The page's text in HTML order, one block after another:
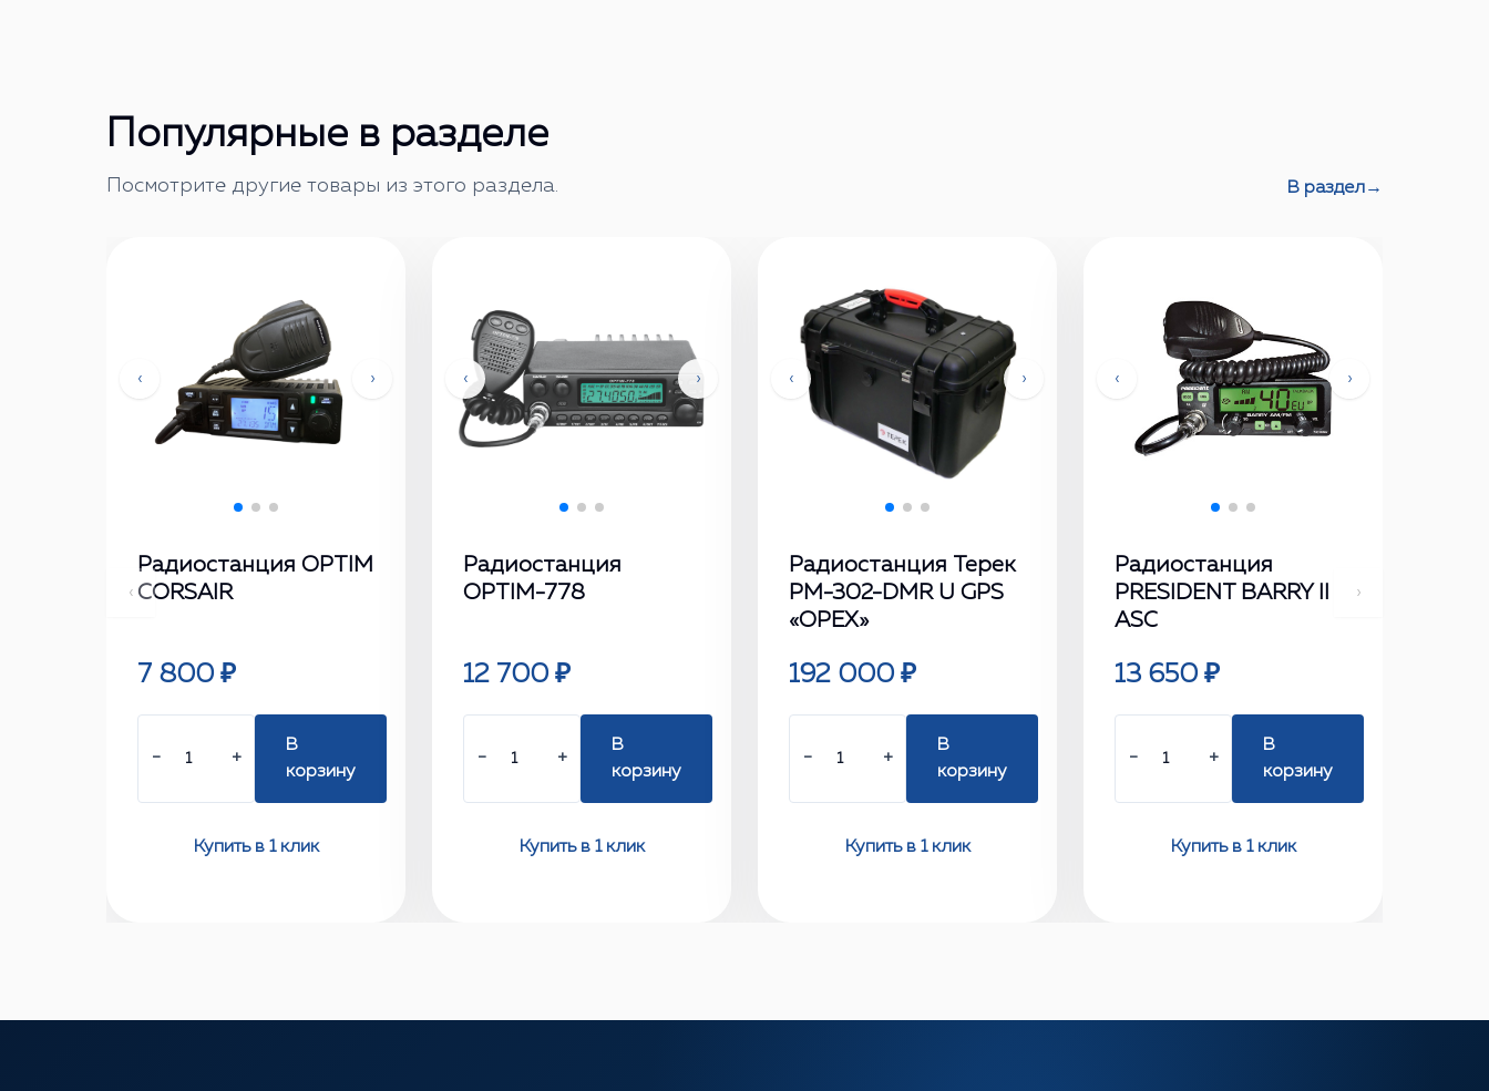
Популярные в разделе
Посмотрите другие товары из этого раздела. В раздел→
‹ ›
Радиостанция OPTIM
CORSAIR
7 800 ₽
− +
В
корзину
Купить в 1 клик
‹ ›
Радиостанция
OPTIM-778
12 700 ₽
− +
В
корзину
Купить в 1 клик
‹ ›
Радиостанция Терек
РМ-302-DMR U GPS
«ОРЕХ»
192 000 ₽
− +
В
корзину
Купить в 1 клик
‹ ›
Радиостанция
PRESIDENT BARRY II
ASC
13 650 ₽
− +
В
корзину
Купить в 1 клик
‹ ›